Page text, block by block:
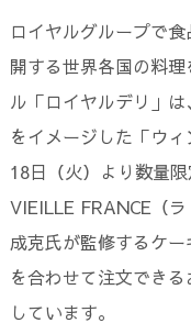
ロイヤルグループで
開する世界各国の料
ル「ロイヤルデリ」
をイメージした「ウ
18日（火）より数量
VIEILLE FRANCE（
成克氏が監修するケ
を合わせて注文でき
しています。